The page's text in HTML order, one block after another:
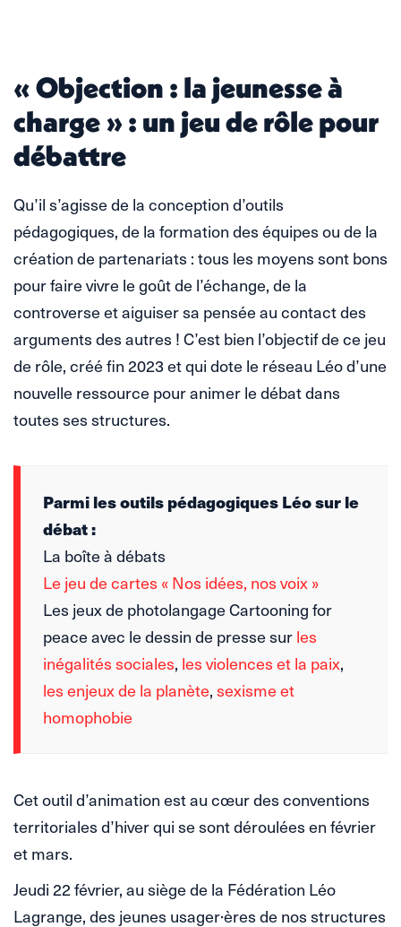
« Objection : la jeunesse à
charge » : un jeu de rôle pour
débattre
Qu’il s’agisse de la conception d’outils
pédagogiques, de la formation des équipes ou de la
création de partenariats : tous les moyens sont bons
pour faire vivre le goût de l’échange, de la
controverse et aiguiser sa pensée au contact des
arguments des autres ! C’est bien l’objectif de ce jeu
de rôle, créé fin 2023 et qui dote le réseau Léo d’une
nouvelle ressource pour animer le débat dans
toutes ses structures.
Parmi les outils pédagogiques Léo sur le
débat :
La boîte à débats
Le jeu de cartes « Nos idées, nos voix »
Les jeux de photolangage Cartooning for
peace avec le dessin de presse surles
inégalités sociales, les violences et la paix,
les enjeux de la planète,sexisme et
homophobie
Cet outil d’animation est au cœur des conventions
territoriales d’hiver qui se sont déroulées en février
et mars.
Jeudi 22 février, au siège de la Fédération Léo
Lagrange, des jeunes usager·ères de nos structures